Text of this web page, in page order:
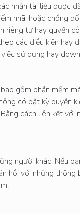
nhận tài liệu được
nhã, hoặc chống
tư hay quyền
các điều kiện hay
sử dụng hay
gồm phần mềm
có bất kỳ
cách liên kết
người khác. Nếu
hồi với những